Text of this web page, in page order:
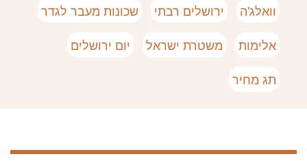
וואלג'ה
ירושלים רבתי
שכונות מעבר לגדר
אלימות
משטרת ישראל
יום ירושלים
תג מחיר